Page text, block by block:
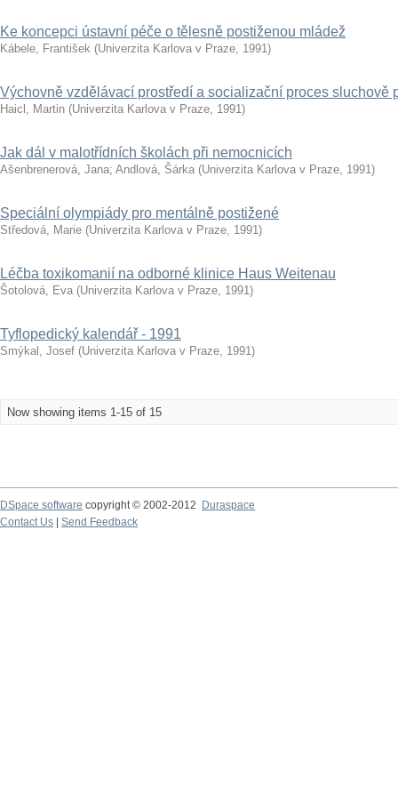
Ke koncepci ústavní péče o tělesně postiženou mládež
Kábele, František (Univerzita Karlova v Praze, 1991)
Výchovně vzdělávací prostředí a socializační proces sluchově
Haicl, Martin (Univerzita Karlova v Praze, 1991)
Jak dál v malotřídních školách při nemocnicích
Ašenbrenerová, Jana; Andlová, Šárka (Univerzita Karlova v Praze, 1991)
Speciální olympiády pro mentálně postižené
Středová, Marie (Univerzita Karlova v Praze, 1991)
Léčba toxikomanií na odborné klinice Haus Weitenau
Šotolová, Eva (Univerzita Karlova v Praze, 1991)
Tyflopedický kalendář - 1991
Smýkal, Josef (Univerzita Karlova v Praze, 1991)
Now showing items 1-15 of 15
DSpace software copyright © 2002-2012
Duraspace
Contact Us
Send Feedback